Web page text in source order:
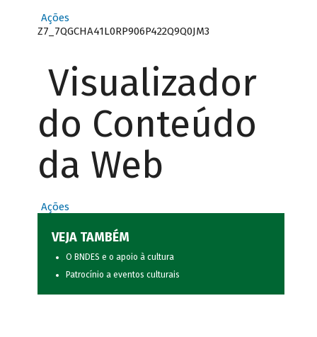
Ações
Z7_7QGCHA41L0RP906P422Q9Q0JM3
Visualizador
do Conteúdo
da Web
Ações
VEJA TAMBÉM
O BNDES e o apoio à cultura
Patrocínio a eventos culturais